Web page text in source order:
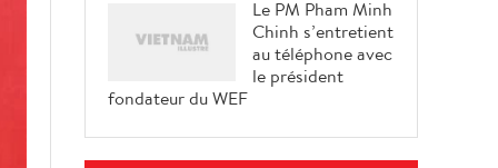
Le PM Pham Minh
Chinh s’entretient
au téléphone avec
le président
fondateur du WEF